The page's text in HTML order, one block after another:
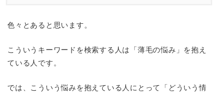
色々とあると思います。
こういうキーワードを検索する人は「薄毛の悩み」を抱え
ている人です。
では、こういう悩みを抱えている人にとって「どういう情